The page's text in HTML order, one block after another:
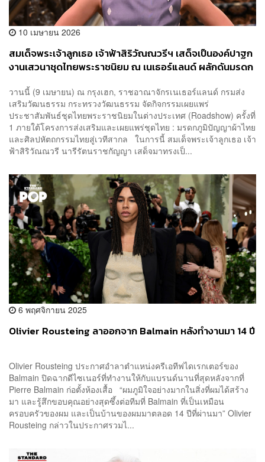
10 เมษายน 2026
สมเด็จพระเจ้าลูกเธอ เจ้าฟ้าสิริวัณณวรีฯ เสด็จเป็นองค์ปาฐก
งานเสวนาชุดไทยพระราชนิยม ณ เนเธอร์แลนด์ ผลักดันมรดก
วานนี้ (9 เมษายน) ณ กรุงเฮก, ราชอาณาจักรเนเธอร์แลนด์ กรมส่ง
เสริมวัฒนธรรม กระทรวงวัฒนธรรม จัดกิจกรรมเผยแพร่
ประชาสัมพันธ์ชุดไทยพระราชนิยมในต่างประเทศ (Roadshow) ครั้งที่
1 ภายใต้โครงการส่งเสริมและเผยแพร่ชุดไทย : มรดกภูมิปัญญาผ้าไทย
และศิลปหัตถกรรมไทยสู่เวทีสากล ในการนี้ สมเด็จพระเจ้าลูกเธอ เจ้า
ฟ้าสิริวัณณวรี นารีรัตนราชกัญญา เสด็จมาทรงเป็...
6 พฤศจิกายน 2025
Olivier Rousteing ลาออกจาก Balmain หลังทำงานมา 14 ปี
Olivier Rousteing ประกาศอำลาตำแหน่งครีเอทีฟไดเรกเตอร์ของ
Balmain ปิดฉากดีไซเนอร์ที่ทำงานให้กับแบรนด์นานที่สุดหลังจากที่
Pierre Balmain ก่อตั้งห้องเสื้อ “ผมภูมิใจอย่างมากในสิ่งที่ผมได้สร้าง
มา และรู้สึกขอบคุณอย่างสุดซึ้งต่อทีมที่ Balmain ที่เป็นเหมือน
ครอบครัวของผม และเป็นบ้านของผมมาตลอด 14 ปีที่ผ่านมา” Olivier
Rousteing กล่าวในประกาศรวมไ...